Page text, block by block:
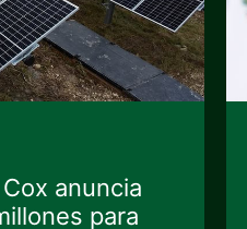
anuncia
para